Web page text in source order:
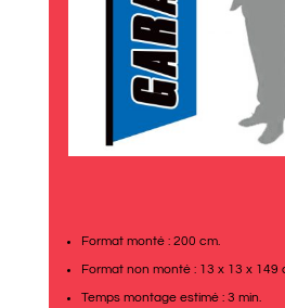
Format monté : 200 cm.
Format non monté : 13 x 13 x 149
Temps montage estimé : 3 min.